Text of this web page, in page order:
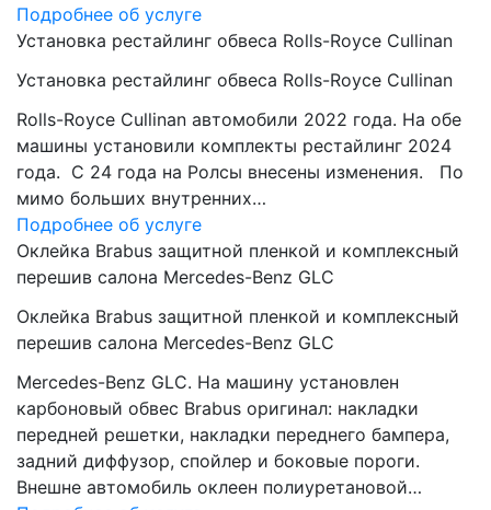
Подробнее об услуге
Установка рестайлинг обвеса Rolls-Royce Cullinan
Установка рестайлинг обвеса Rolls-Royce Cullinan
Rolls-Royce Cullinan автомобили 2022 года. На обе
машины установили комплекты рестайлинг 2024
года. C 24 года на Ролсы внесены изменения. По
мимо больших внутренних…
Подробнее об услуге
Оклейка Brabus защитной пленкой и комплексный
перешив салона Mercedes-Benz GLC
Оклейка Brabus защитной пленкой и комплексный
перешив салона Mercedes-Benz GLC
Mercedes-Benz GLC. На машину установлен
карбоновый обвес Brabus оригинал: накладки
передней решетки, накладки переднего бампера,
задний диффузор, спойлер и боковые пороги.
Внешне автомобиль оклеен полиуретановой…